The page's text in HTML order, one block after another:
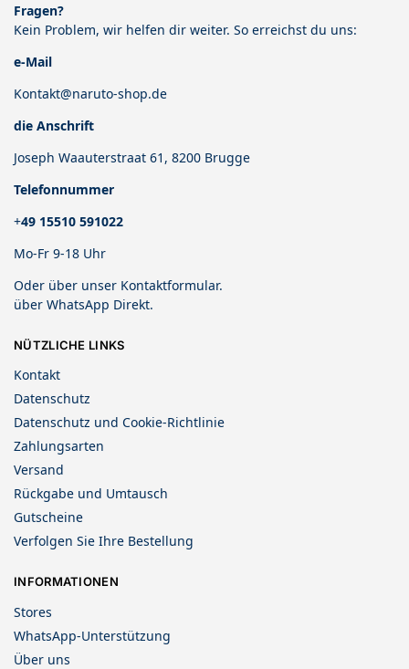
Fragen?
Kein Problem, wir helfen dir weiter. So erreichst du uns:
e-Mail
Kontakt@naruto-shop.de
die Anschrift
Joseph Waauterstraat 61, 8200 Brugge
Telefonnummer
+49 15510 591022
Mo-Fr 9-18 Uhr
Oder über unser Kontaktformular.
über WhatsApp Direkt.
NÜTZLICHE LINKS
Kontakt
Datenschutz
Datenschutz und Cookie-Richtlinie
Zahlungsarten
Versand
Rückgabe und Umtausch
Gutscheine
Verfolgen Sie Ihre Bestellung
INFORMATIONEN
Stores
WhatsApp-Unterstützung
Über uns